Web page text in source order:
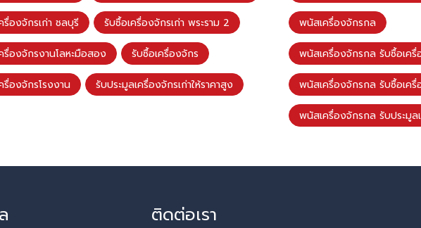
รื่องจักรเก่า ชลบุรี รับซื้อเครื่องจักรเก่า พระราม 2
รื่องจักรงานโลหะมือสอง รับซื้อเครื่องจักร
รื่องจักรโรงงาน รับประมูลเครื่องจักรเก่าให้ราคาสูง
พนัสเครื่องจักรกล
พนัสเครื่องจักรกล รับซื้อเครื่
พนัสเครื่องจักรกล รับซื้อเครื่
พนัสเครื่องจักรกล รับประมูล
ติดต่อเรา